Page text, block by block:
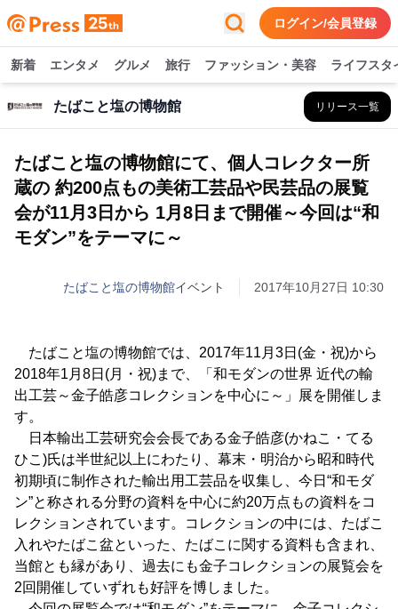
ログイン/会員登録
新着 エンタメ グルメ 旅行 ファッション・美容 ライフスタ
たばこと塩の博物館 リリース一覧
たばこと塩の博物館にて、個人コレクター所
蔵の 約200点もの美術工芸品や民芸品の展覧
会が11月3日から 1月8日まで開催～今回は“和
モダン”をテーマに～
たばこと塩の博物館イベント 2017年10月27日 10:30
たばこと塩の博物館では、2017年11月3日(金・祝)から
2018年1月8日(月・祝)まで、「和モダンの世界 近代の輸
出工芸～金子皓彦コレクションを中心に～」展を開催しま
す。
日本輸出工芸研究会会長である金子皓彦(かねこ・てる
ひこ)氏は半世紀以上にわたり、幕末・明治から昭和時代
初期頃に制作された輸出用工芸品を収集し、今日“和モダ
ン”と称される分野の資料を中心に約20万点もの資料をコ
レクションされています。コレクションの中には、たばこ
入れやたばこ盆といった、たばこに関する資料も含まれ、
当館とも縁があり、過去にも金子コレクションの展覧会を
2回開催していずれも好評を博しました。